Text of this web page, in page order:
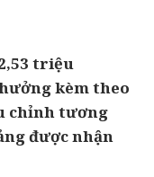
triệu
kèm theo
chỉnh tương
được nhận